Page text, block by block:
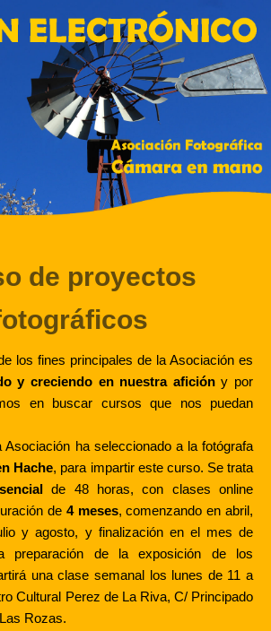
de proyectos
los fines principales de la Asociación es
y creciendo en nuestra aficióny por
en buscar cursos que nos puedan
Asociación ha seleccionado a la fotógrafa
Hache, para impartir este curso. Se trata
de 48 horas, con clases online
de 4 meses, comenzando en abril,
y agosto, y finalización en el mes de
preparación de la exposición de los
una clase semanal los lunes de 11 a
Cultural Perez de La Riva, C/ Principado
Rozas.